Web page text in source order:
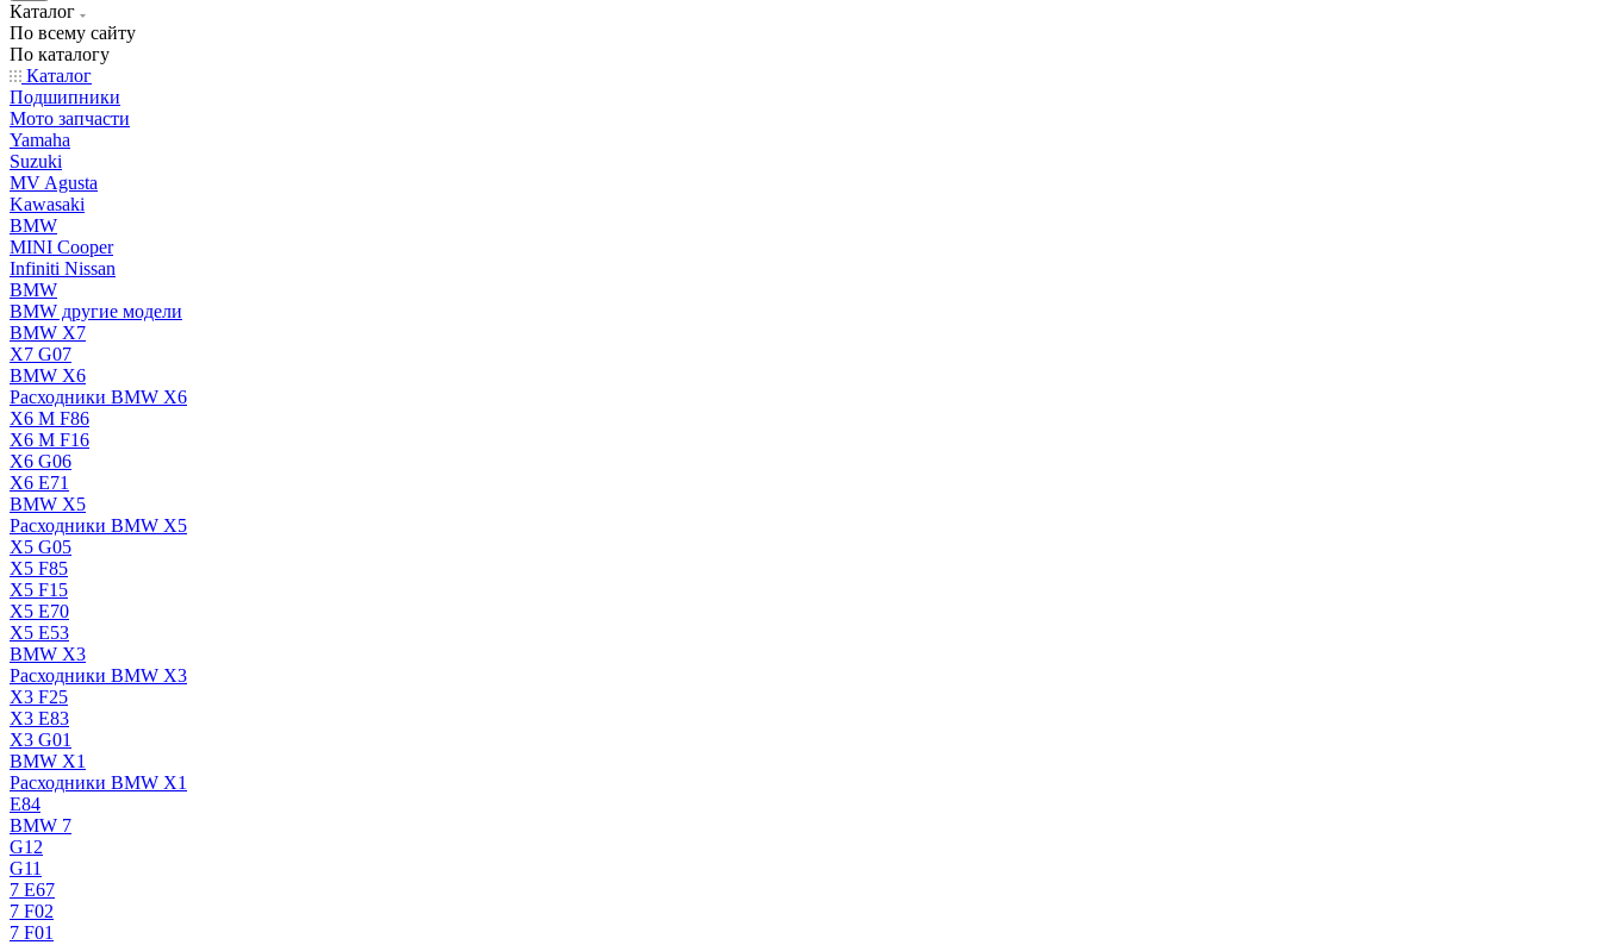
Каталог
По всему сайту
По каталогу
Каталог
Подшипники
Мото запчасти
Yamaha
Suzuki
MV Agusta
Kawasaki
BMW
MINI Cooper
Infiniti Nissan
BMW
BMW другие модели
BMW X7
X7 G07
BMW X6
Расходники BMW X6
X6 M F86
X6 M F16
X6 G06
X6 E71
BMW X5
Расходники BMW X5
X5 G05
X5 F85
X5 F15
X5 E70
X5 E53
BMW X3
Расходники BMW X3
X3 F25
X3 E83
X3 G01
BMW X1
Расходники BMW X1
E84
BMW 7
G12
G11
7 Е67
7 F02
7 F01